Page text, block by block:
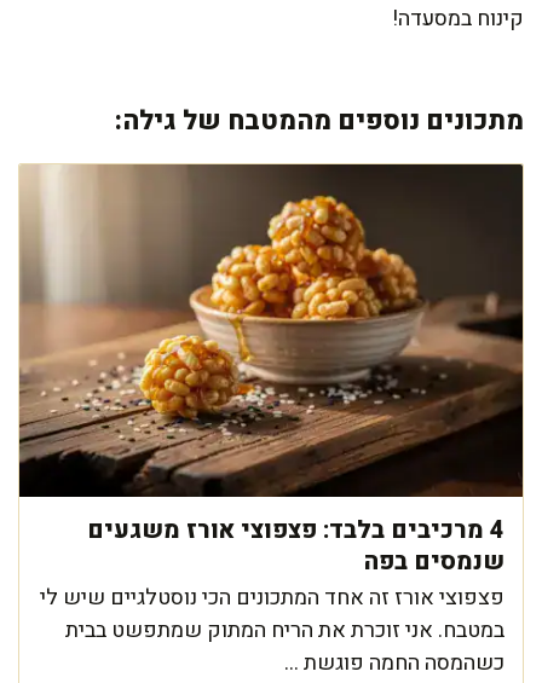
קינוח במסעדה!
מתכונים נוספים מהמטבח של גילה:
4 מרכיבים בלבד: פצפוצי אורז משגעים
שנמסים בפה
פצפוצי אורז זה אחד המתכונים הכי נוסטלגיים שיש לי
במטבח. אני זוכרת את הריח המתוק שמתפשט בבית
כשהמסה החמה פוגשת ...